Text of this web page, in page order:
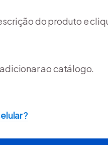
do produto e
ao catálogo.